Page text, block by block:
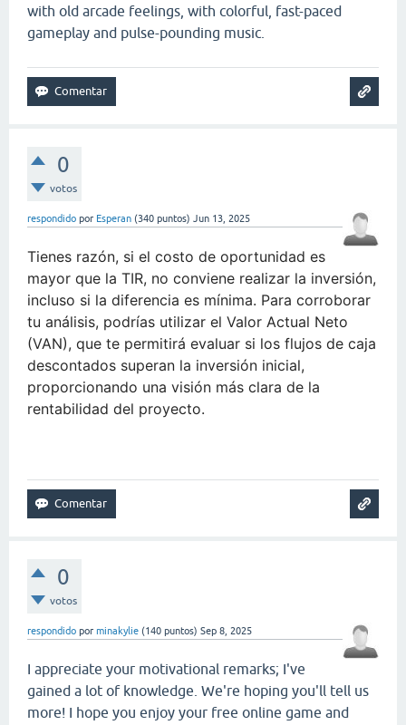
with old arcade feelings, with colorful, fast-paced
gameplay and pulse-pounding music.
0
votos
respondido por Esperan (340 puntos) Jun 13, 2025
Tienes razón, si el costo de oportunidad es
mayor que la TIR, no conviene realizar la inversión,
incluso si la diferencia es mínima. Para corroborar
tu análisis, podrías utilizar el Valor Actual Neto
(VAN), que te permitirá evaluar si los flujos de caja
descontados superan la inversión inicial,
proporcionando una visión más clara de la
rentabilidad del proyecto.
0
votos
respondido por minakylie (140 puntos) Sep 8, 2025
I appreciate your motivational remarks; I've
gained a lot of knowledge. We're hoping you'll tell us
more! I hope you enjoy your free online game and